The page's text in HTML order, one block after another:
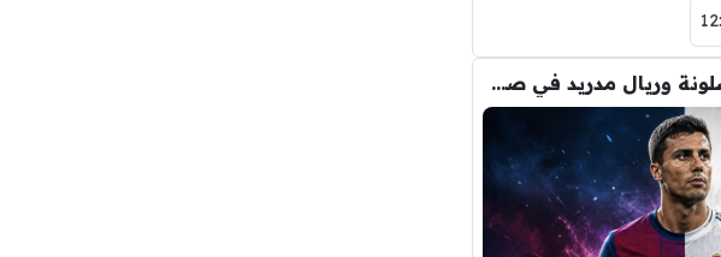
ضربة مزدوجة لبرشلونة وريال مدريد في صفقة رودري